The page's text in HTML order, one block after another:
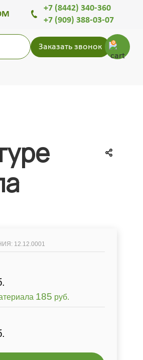
+7 (8442) 340-360
+7 (909) 388-03-07
Заказать звонок 0
12.12.0001
185 руб.